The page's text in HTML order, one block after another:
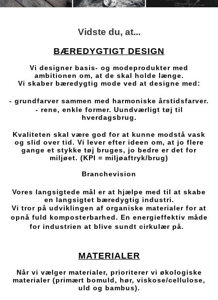
Vidste du, at...
BÆREDYGTIGT DESIGN
Vi designer basis- og modeprodukter med
ambitionen om, at de skal holde længe.
Vi skaber bæredygtig mode ved at designe med:
- grundfarver sammen med harmoniske årstidsfarver.
- rene, enkle former. Uundværligt tøj til
hverdagsbrug.
Kvaliteten skal være god for at kunne modstå vask
og slid over tid. Vi lever efter ideen om, at jo flere
gange et stykke tøj bruges, jo bedre er det for
miljøet. (KPI = miljøaftryk/brug)
Branchevision
Vores langsigtede mål er at hjælpe med til at skabe
en langsigtet bæredygtig industri.
Vi tror på udviklingen af organiske materialer for at
opnå fuld komposterbarhed. En energieffektiv måde
for industrien at blive sundt cirkulær på.
MATERIALER
Når vi vælger materialer, prioriterer vi økologiske
materialer (primært bomuld, hør, viskose/cellulose,
uld og bambus).